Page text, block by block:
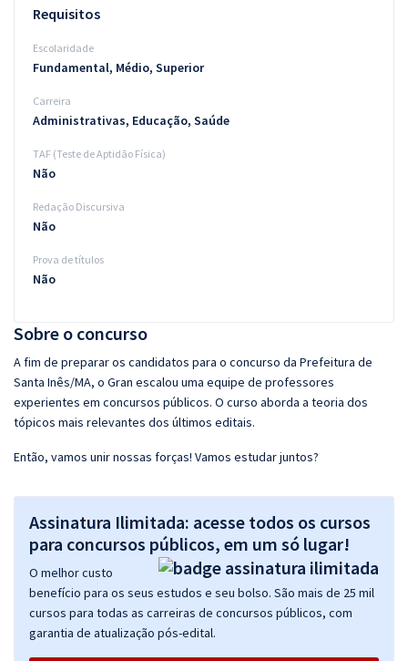
Sobre o concurso
A fim de preparar os candidatos para o concurso da Prefeitura de
Santa Inês/MA, o Gran escalou uma equipe de professores
experientes em concursos públicos. O curso aborda a teoria dos
tópicos mais relevantes dos últimos editais.
Então, vamos unir nossas forças! Vamos estudar juntos?
Assinatura Ilimitada: acesse todos os cursos
para concursos públicos, em um só lugar!
O melhor custo
benefício para os seus estudos e seu bolso. São mais de 25 mil
cursos para todas as carreiras de concursos públicos, com
garantia de atualização pós-edital.
Requisitos
Escolaridade
Fundamental, Médio, Superior
Carreira
Administrativas, Educação, Saúde
TAF (Teste de Aptidão Física)
Não
Redação Discursiva
Não
Prova de títulos
Não